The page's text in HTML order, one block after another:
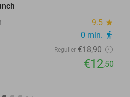
9.5 star
0 min. directions_walk
Regulier €18,90
€12,50